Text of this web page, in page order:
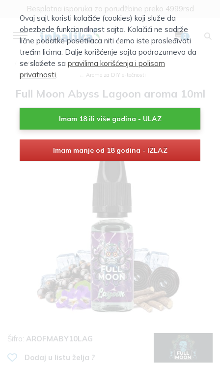
Besplatna isporuka za porudžbine preko 4999rsd
0
DIY tečnost
← Arome za DIY e-tečnosti
Full Moon Abyss Lagoon aroma 10ml
Šifra: AROFMABY10LAG
Dodaj u listu želja ?
Ovaj sajt koristi kolačiće (cookies) koji služe da
obezbede funkcionalnost sajta. Kolačići ne sadrže
lične podatke posetilaca niti ćemo iste prosleđivati
trećim licima. Dalje korišćenje sajta podrazumeva da
se slažete sa pravilima korišćenja i polisom
privatnosti.
Imam 18 ili više godina - ULAZ
Imam manje od 18 godina - IZLAZ